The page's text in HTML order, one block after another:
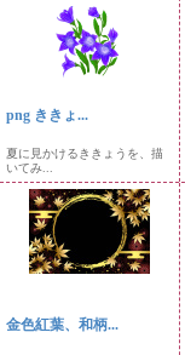
png ききょ...
夏に見かけるききょうを、描
いてみ...
金色紅葉、和柄...